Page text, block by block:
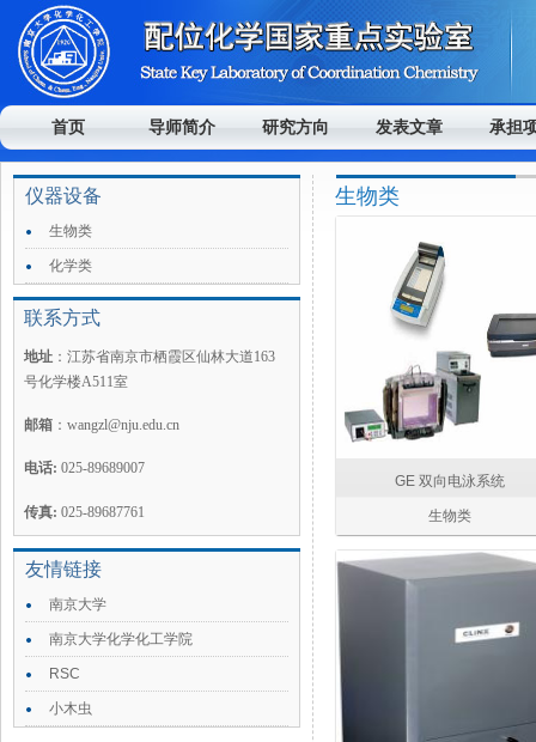
首页 导师简介 研究方向 发表文章 承担
仪器设备
生物类
化学类
联系方式
地址 ：江苏省南京市栖霞区仙林大道163
号化学楼A511室
邮箱 ：wangzl@nju.edu.cn
电话:025-89689007
传真:025-89687761
友情链接
南京大学
南京大学化学化工学院
RSC
小木虫
生物类
GE 双向电泳系统
生物类